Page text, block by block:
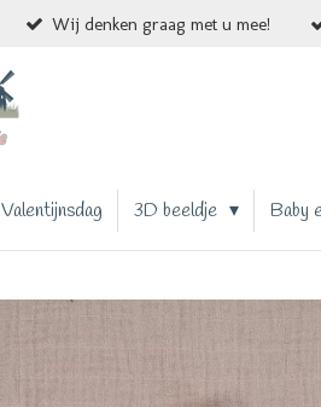
Wij denken graag met u mee!
Valentijnsdag 3D beeldje Baby